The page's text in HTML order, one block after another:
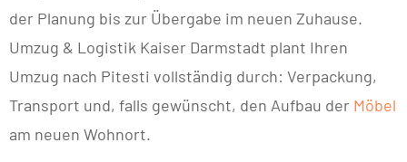
der Planung bis zur Übergabe im neuen Zuhause.
Umzug & Logistik Kaiser Darmstadt plant Ihren
Umzug nach Pitesti vollständig durch: Verpackung,
Transport und, falls gewünscht, den Aufbau der Möbel
am neuen Wohnort.